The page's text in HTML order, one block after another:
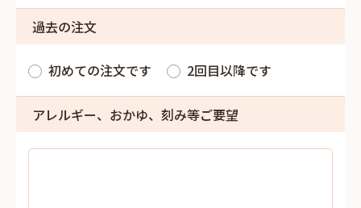
過去の注文
初めての注文です 2回目以降です
アレルギー、おかゆ、刻み等ご要望